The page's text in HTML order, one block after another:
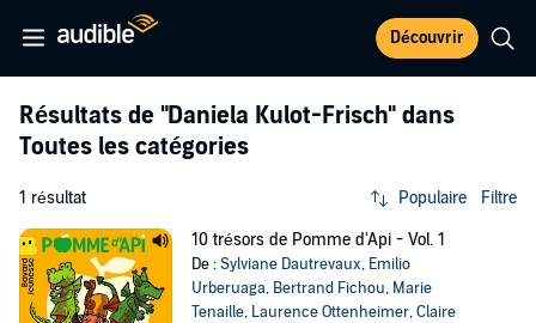
Découvrir
Résultats de "Daniela Kulot-Frisch" dans
Toutes les catégories
1 résultat Populaire Filtre
10 trésors de Pomme d'Api - Vol. 1
De :Sylviane Dautrevaux, Emilio
Urberuaga, Bertrand Fichou, Marie
Tenaille, Laurence Ottenheimer,Claire